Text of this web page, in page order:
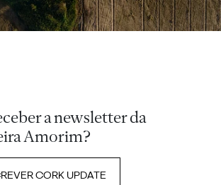
a newsletter da
Amorim?
CORK UPDATE